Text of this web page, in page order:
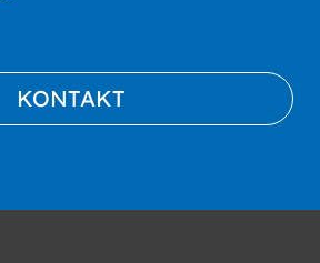
KONTAKT